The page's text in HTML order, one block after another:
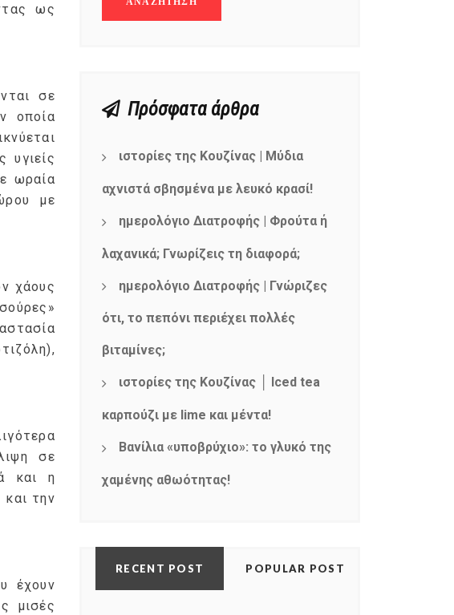
ως
σε
οποία
υγιείς
ωραία
με
χάους
σε
και η
την
έχουν
μισές
Πρόσφατα άρθρα
ιστορίες της Κουζίνας | Μύδια
αχνιστά σβησμένα με λευκό κρασί!
ημερολόγιο Διατροφής | Φρούτα ή
λαχανικά; Γνωρίζεις τη διαφορά;
ημερολόγιο Διατροφής | Γνώριζες
ότι, το πεπόνι περιέχει πολλές
βιταμίνες;
ιστορίες της Κουζίνας │ Iced tea
καρπούζι με lime και μέντα!
Βανίλια «υποβρύχιο»: το γλυκό της
χαμένης αθωότητας!
RECENT POST POPULAR POST